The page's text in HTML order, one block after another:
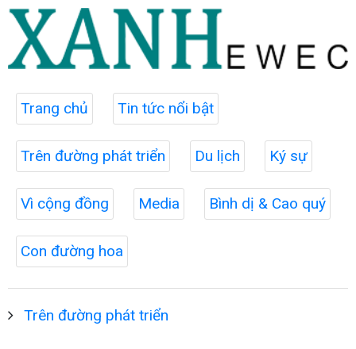
Trang chủ Tin tức nổi bật
Trên đường phát triển Du lịch Ký sự
Vì cộng đồng Media Bình dị & Cao quý
Con đường hoa
Trên đường phát triển